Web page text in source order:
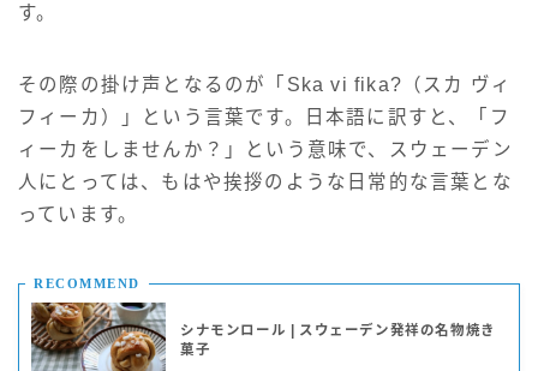
す。
その際の掛け声となるのが「Ska vi fika?（スカ ヴィ
フィーカ）」という言葉です。日本語に訳すと、「フ
ィーカをしませんか？」という意味で、スウェーデン
人にとっては、もはや挨拶のような日常的な言葉とな
っています。
RECOMMEND
シナモンロール | スウェーデン発祥の名物焼き
菓子